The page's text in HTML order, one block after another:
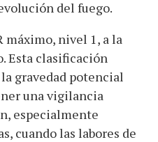
del fuego.
máximo, nivel 1, a la
Esta clasificación
gravedad potencial
una vigilancia
especialmente
cuando las labores de